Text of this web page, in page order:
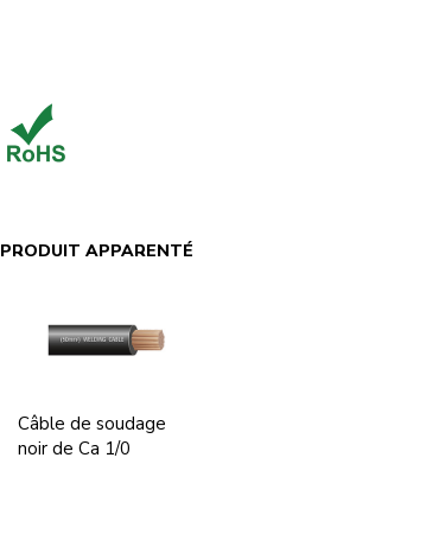
PRODUIT APPARENTÉ
Câble de soudage
noir de Ca 1/0